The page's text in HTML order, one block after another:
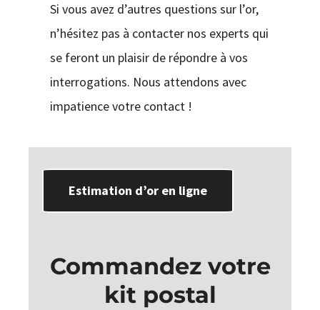
Si vous avez d’autres questions sur l’or,
n’hésitez pas à contacter nos experts qui
se feront un plaisir de répondre à vos
interrogations. Nous attendons avec
impatience votre contact !
Estimation d’or en ligne
Commandez votre
kit postal